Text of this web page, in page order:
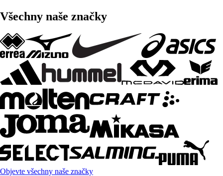
Všechny naše značky
Objevte všechny naše značky